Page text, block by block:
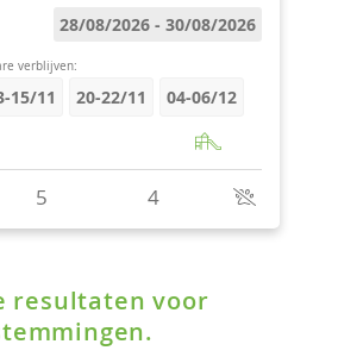
resultaten voor